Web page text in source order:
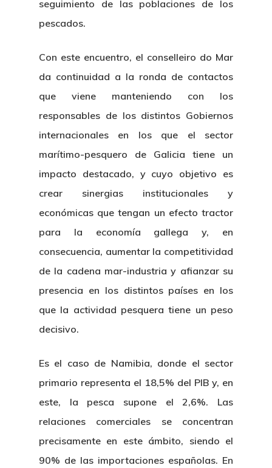
seguimiento de las poblaciones de los
pescados.
Con este encuentro, el conselleiro do Mar
da continuidad a la ronda de contactos
que viene manteniendo con los
responsables de los distintos Gobiernos
internacionales en los que el sector
marítimo-pesquero de Galicia tiene un
impacto destacado, y cuyo objetivo es
crear sinergias institucionales y
económicas que tengan un efecto tractor
para la economía gallega y, en
consecuencia, aumentar la competitividad
de la cadena mar-industria y afianzar su
presencia en los distintos países en los
que la actividad pesquera tiene un peso
decisivo.
Es el caso de Namibia, donde el sector
primario representa el 18,5% del PIB y, en
este, la pesca supone el 2,6%. Las
relaciones comerciales se concentran
precisamente en este ámbito, siendo el
90% de las importaciones españolas. En
Nosotros
Organización
Novedades
Actualidad
Proyectos